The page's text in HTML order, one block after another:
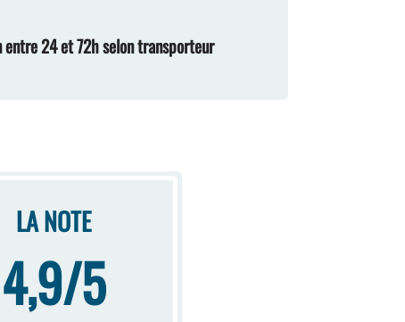
entre 24 et 72h selon transporteur
LA NOTE
4,9/5